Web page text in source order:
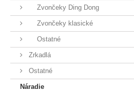
Zvončeky Ding Dong
Zvončeky klasické
Ostatné
Zrkadlá
Ostatné
Náradie